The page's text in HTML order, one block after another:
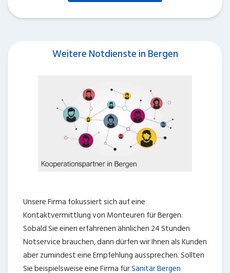
Weitere Notdienste in Bergen
Unsere Firma fokussiert sich auf eine
Kontaktvermittlung von Monteuren für Bergen.
Sobald Sie einen erfahrenen ähnlichen 24 Stunden
Notservice brauchen, dann dürfen wir Ihnen als Kunden
aber zumindest eine Empfehlung aussprechen. Sollten
Sie beispielsweise eine Firma fürSanitär Bergen